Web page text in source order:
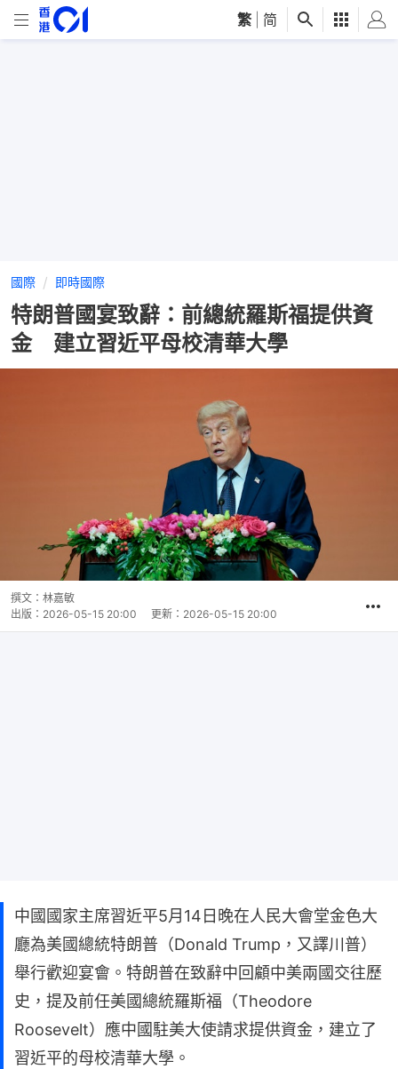
繁 简
國際 即時國際
特朗普國宴致辭：前總統羅斯福提供資
金 建立習近平母校清華大學
撰文： 林嘉敏
出版： 2026-05-15 20:00 更新： 2026-05-15 20:00
中國國家主席習近平5月14日晚在人民大會堂金色大
廳為美國總統特朗普（Donald Trump，又譯川普）
舉行歡迎宴會。特朗普在致辭中回顧中美兩國交往歷
史，提及前任美國總統羅斯福（Theodore
Roosevelt）應中國駐美大使請求提供資金，建立了
習近平的母校清華大學。